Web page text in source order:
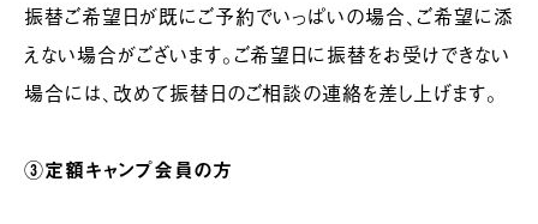
振替ご希望日が既にご予約でいっぱいの場合、ご希望に添
えない場合がございます。ご希望日に振替をお受けできない
場合には、改めて振替日のご相談の連絡を差し上げます。
③定額キャンプ会員の方